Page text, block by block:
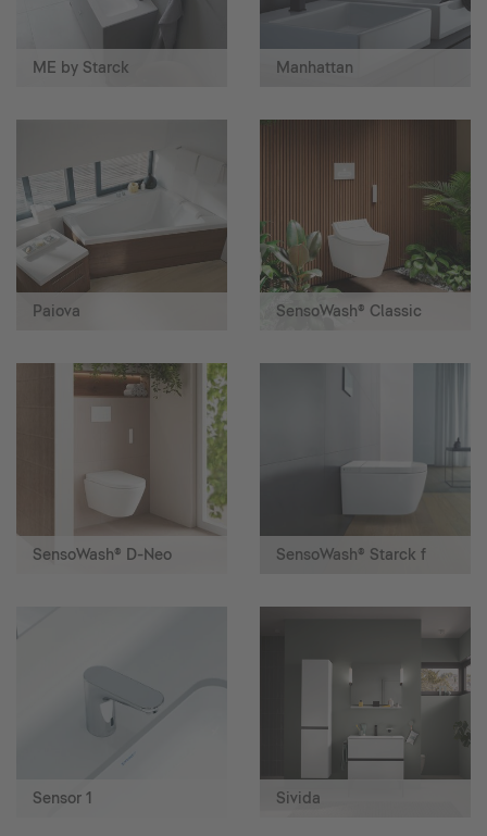
ME by Starck Manhattan
Paiova SensoWash® Classic
SensoWash® D-Neo SensoWash® Starck f
Sensor 1 Sivida